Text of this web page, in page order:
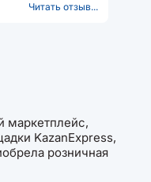
Читать отзыв...
маркетплейс,
KazanExpress,
розничная